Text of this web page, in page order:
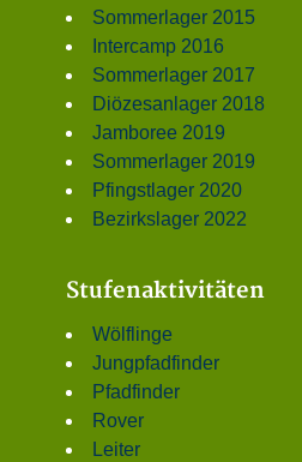
Sommerlager 2015
Intercamp 2016
Sommerlager 2017
Diözesanlager 2018
Jamboree 2019
Sommerlager 2019
Pfingstlager 2020
Bezirkslager 2022
Stufenaktivitäten
Wölflinge
Jungpfadfinder
Pfadfinder
Rover
Leiter